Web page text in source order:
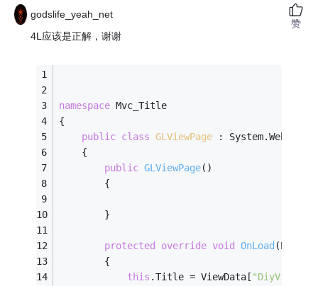
godslife_yeah_net
4L应该是正解，谢谢
namespace Mvc_Title
{
public class GLViewPage :
    {
public GLViewPage()
        {
        }
protected override void OnLoad
        {
this .Title = ViewData[
赞